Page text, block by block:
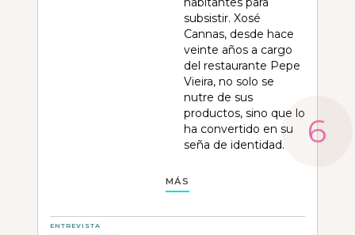
subsistir. Xosé
Cannas, desde hace
veinte años a cargo
del restaurante Pepe
Vieira, no solo se
nutre de sus
productos, sino que lo
ha convertido en su
seña de identidad.
MÁS
ENTREVISTA